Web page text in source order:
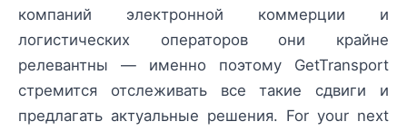
компаний электронной коммерции и
логистических операторов они крайне
релевантны — именно поэтому GetTransport
стремится отслеживать все такие сдвиги и
предлагать актуальные решения. For your next